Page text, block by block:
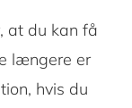
at du kan få
længere er
hvis du